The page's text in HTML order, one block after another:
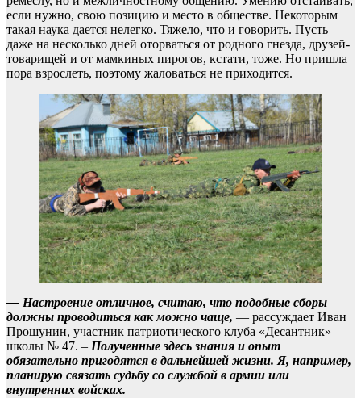
если нужно, свою позицию и место в обществе. Некоторым
такая наука дается нелегко. Тяжело, что и говорить. Пусть
даже на несколько дней оторваться от родного гнезда, друзей-
товарищей и от мамкиных пирогов, кстати, тоже. Но пришла
пора взрослеть, поэтому жаловаться не приходится.
— Настроение отличное, считаю, что подобные сборы
должны проводиться как можно чаще, — рассуждает Иван
Прошунин, участник патриотического клуба «Десантник»
школы № 47. – Полученные здесь знания и опыт
обязательно пригодятся в дальнейшей жизни. Я, например,
планирую связать судьбу со службой в армии или
внутренних войсках.